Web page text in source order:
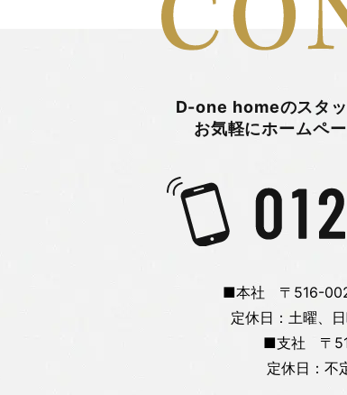
D-one homeのスタ
お気軽にホームペ
■本社 〒516-
定休日：土曜、
■支社 〒
定休日：